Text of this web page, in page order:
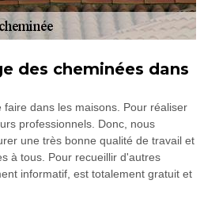
des cheminées dans
dans les maisons. Pour réaliser
professionnels. Donc, nous
une très bonne qualité de travail et
à tous. Pour recueillir d'autres
informatif, est totalement gratuit et